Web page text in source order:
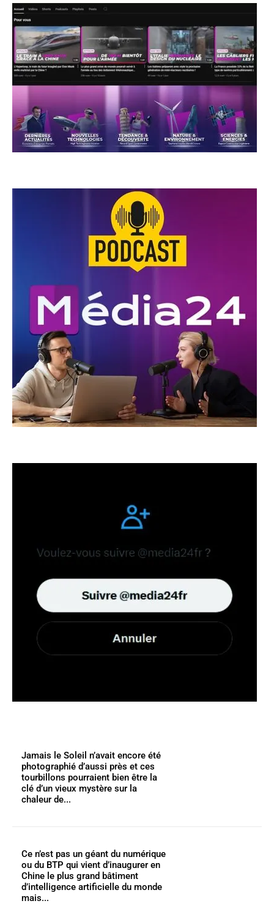
Jamais le Soleil n’avait encore été
photographié d’aussi près et ces
tourbillons pourraient bien être la
clé d’un vieux mystère sur la
chaleur de...
Ce n’est pas un géant du numérique
ou du BTP qui vient d’inaugurer en
Chine le plus grand bâtiment
d’intelligence artificielle du monde
mais...